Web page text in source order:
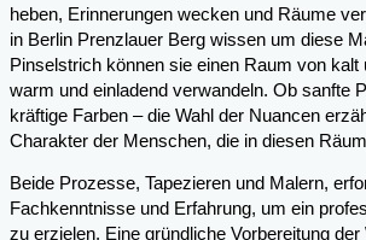
heben, Erinnerungen wecken und Räume
in Berlin Prenzlauer Berg wissen um diese
Pinselstrich können sie einen Raum von kalt
warm und einladend verwandeln. Ob sanfte
kräftige Farben – die Wahl der Nuancen
Charakter der Menschen, die in diesen
Beide Prozesse, Tapezieren und Malern,
Fachkenntnisse und Erfahrung, um ein
zu erzielen. Eine gründliche Vorbereitung der